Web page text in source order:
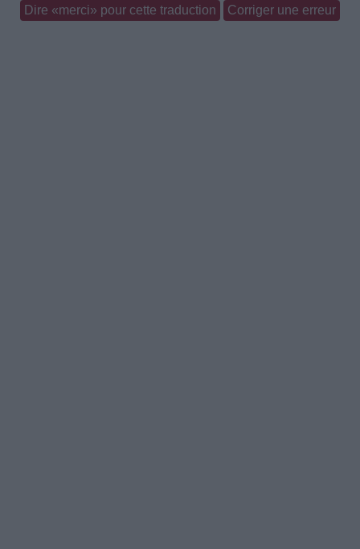
Dire «merci» pour cette traduction Corriger une erreur